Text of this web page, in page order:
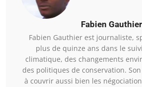
Fabien Gauthier
Fabien Gauthier est journaliste,
plus de quinze ans dans le
climatique, des changements
des politiques de conservation.
à couvrir aussi bien les